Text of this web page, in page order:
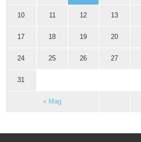
« Mag
10 11 12 13
17 18 19 20
24 25 26 27
31